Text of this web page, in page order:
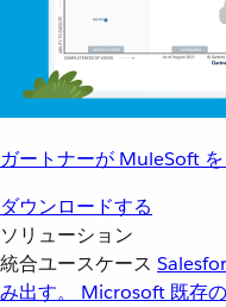
ガートナーが MuleSoft
ダウンロードする
ソリューション
統合ユースケース
み出す。
Microsoft 既存